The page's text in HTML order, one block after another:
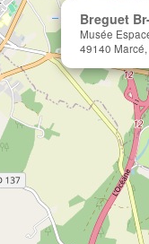
Breguet
Musée
49140 Marcé,